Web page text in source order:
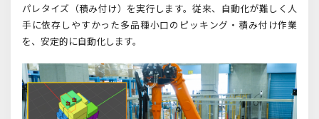
パレタイズ（積み付け）を実行します。従来、自動化が難しく人
手に依存しやすかった多品種小口のピッキング・積み付け作業
を、安定的に自動化します。